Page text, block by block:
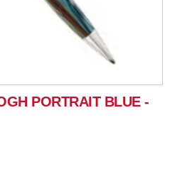
PORTRAIT BLUE -